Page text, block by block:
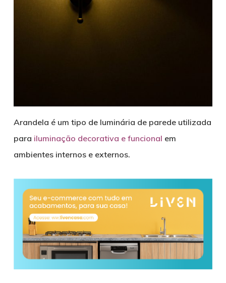
Arandela é um tipo de luminária de parede utilizada
para iluminação decorativa e funcional em
ambientes internos e externos.